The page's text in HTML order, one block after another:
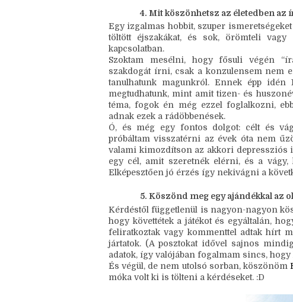
Történt olyasmi a sztoridban,
Persze! Annak, hogy találkoztak! XD
szigorú és elhivatott ellenőrt…? O:)
Mit köszönhetsz az életedben az
Egy izgalmas hobbit, szuper
töltött éjszakákat, és sok, örömteli vagy
kapcsolatban.
Szoktam mesélni, hogy fősuli végén
szakdogát írni, csak a konzulensem nem
tanulhatunk magunkról. Ennek épp idén
megtudhatunk, mint amit tizen- és
téma, fogok én még ezzel foglalkozni,
adnak ezek a rádöbbenések.
Ó, és még egy fontos dolgot: célt és
próbáltam visszatérni az évek óta nem
egy cél, amit szeretnék elérni, és a
Elképesztően jó érzés így nekivágni a
Köszönd meg egy ajándékkal az
Kérdéstől függetlenül is nagyon-nagyon
hogy követtétek a játékot és egyáltalán,
feliratkoztak vagy kommenttel adtak hírt
jártatok. (A posztokat idővel sajnos
adatok, így valójában fogalmam sincs, hogy